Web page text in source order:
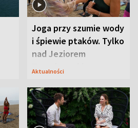
Joga przy szumie wody
i śpiewie ptaków. Tylko
nad Jeziorem
Tarnobrzeskim
Aktualności